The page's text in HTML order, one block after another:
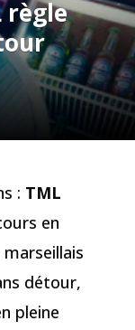
règle
: TML
en
marseillais
détour,
pleine